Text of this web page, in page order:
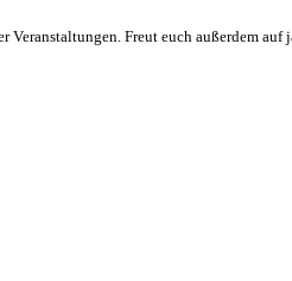
Freut euch außerdem